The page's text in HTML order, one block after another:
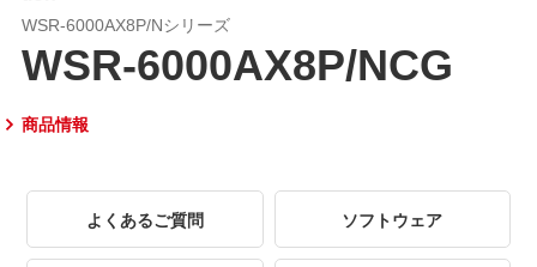
WSR-6000AX8P/Nシリーズ
WSR-6000AX8P/NCG
商品情報
よくあるご質問 ソフトウェア